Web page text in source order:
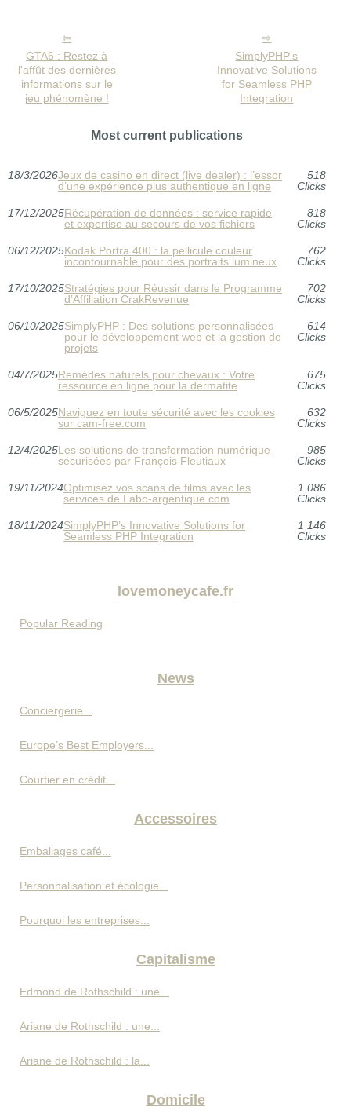
GTA6 : Restez à
l'affût des dernières
informations sur le
jeu phénomène !
SimplyPHP’s
Innovative Solutions
for Seamless PHP
Integration
Most current publications
18/3/2026Jeux de casino en direct (live dealer) : l’essor
d’une expérience plus authentique en ligne
518
Clicks
17/12/2025Récupération de données : service rapide
et expertise au secours de vos fichiers
818
Clicks
06/12/2025Kodak Portra 400 : la pellicule couleur
incontournable pour des portraits lumineux
762
Clicks
17/10/2025Stratégies pour Réussir dans le Programme
d’Affiliation CrakRevenue
702
Clicks
06/10/2025SimplyPHP : Des solutions personnalisées
pour le développement web et la gestion de
projets
614
Clicks
04/7/2025Remèdes naturels pour chevaux : Votre
ressource en ligne pour la dermatite
675
Clicks
06/5/2025Naviguez en toute sécurité avec les cookies
sur cam-free.com
632
Clicks
12/4/2025Les solutions de transformation numérique
sécurisées par François Fleutiaux
985
Clicks
19/11/2024Optimisez vos scans de films avec les
services de Labo-argentique.com
1 086
Clicks
18/11/2024SimplyPHP’s Innovative Solutions for
Seamless PHP Integration
1 146
Clicks
lovemoneycafe.fr
Popular Reading
News
Conciergerie...
Europe’s Best Employers...
Courtier en crédit...
Accessoires
Emballages café...
Personnalisation et écologie...
Pourquoi les entreprises...
Capitalisme
Edmond de Rothschild : une...
Ariane de Rothschild : une...
Ariane de Rothschild : la...
Domicile